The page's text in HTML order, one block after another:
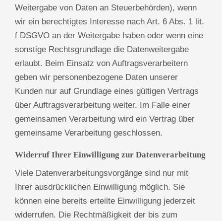
Weitergabe von Daten an Steuerbehörden), wenn
wir ein berechtigtes Interesse nach Art. 6 Abs. 1 lit.
f DSGVO an der Weitergabe haben oder wenn eine
sonstige Rechtsgrundlage die Datenweitergabe
erlaubt. Beim Einsatz von Auftragsverarbeitern
geben wir personenbezogene Daten unserer
Kunden nur auf Grundlage eines gültigen Vertrags
über Auftragsverarbeitung weiter. Im Falle einer
gemeinsamen Verarbeitung wird ein Vertrag über
gemeinsame Verarbeitung geschlossen.
Widerruf Ihrer Einwilligung zur Datenverarbeitung
Viele Datenverarbeitungsvorgänge sind nur mit
Ihrer ausdrücklichen Einwilligung möglich. Sie
können eine bereits erteilte Einwilligung jederzeit
widerrufen. Die Rechtmäßigkeit der bis zum